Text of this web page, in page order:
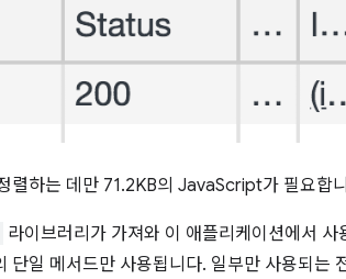
렬하는 데만 71.2KB의 JavaScript가 필요합
라이브러리가 가져와 이 애플리케이션에서 사
단일 메서드만 사용됩니다. 일부만 사용되는